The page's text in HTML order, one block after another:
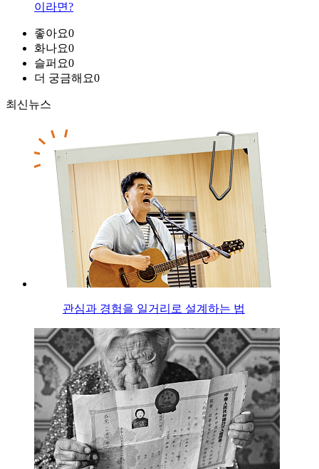
이라면?
좋아요0
화나요0
슬퍼요0
더 궁금해요0
최신뉴스
관심과 경험을 일거리로 설계하는 법